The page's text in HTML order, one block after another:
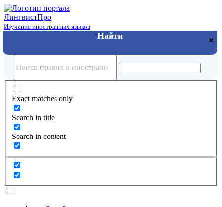
ЛингвистПро
Изучение иностранных языков
Exact matches only
Search in title
Search in content